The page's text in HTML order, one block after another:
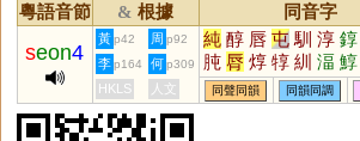
粵語音節 & 根據 同音字
seon4
黃 p42 周 p92 純 醇 唇 屯 馴 淳 錞
肫 脣 焞 犉 紃 湢 鯙
李 p164 何 p309
HKLS 人文 同聲同韻 同韻同調